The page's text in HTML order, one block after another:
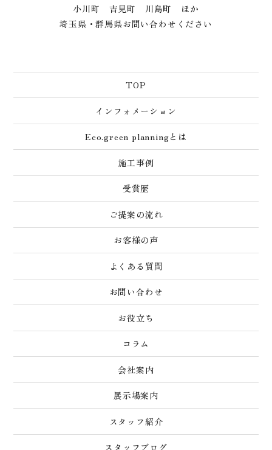
小川町 吉見町 川島町 ほか
埼玉県・群馬県お問い合わせください
TOP
インフォメーション
Eco.green planningとは
施工事例
受賞歴
ご提案の流れ
お客様の声
よくある質問
お問い合わせ
お役立ち
コラム
会社案内
展示場案内
スタッフ紹介
スタッフブログ